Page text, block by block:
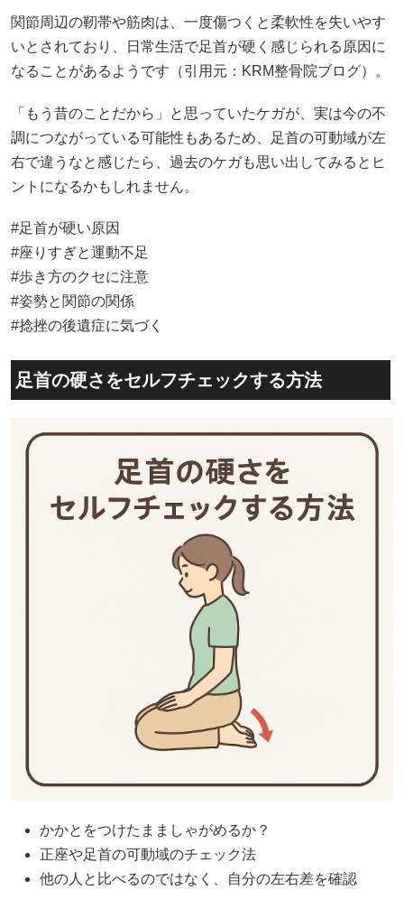
関節周辺の靭帯や筋肉は、一度傷つくと柔軟性を失いやす
いとされており、日常生活で足首が硬く感じられる原因に
なることがあるようです（引用元： KRM整骨院ブログ）。
「もう昔のことだから」と思っていたケガが、実は今の不
調につながっている可能性もあるため、足首の可動域が左
右で違うなと感じたら、過去のケガも思い出してみるとヒ
ントになるかもしれません。
#足首が硬い原因
#座りすぎと運動不足
#歩き方のクセに注意
#姿勢と関節の関係
#捻挫の後遺症に気づく
足首の硬さをセルフチェックする方法
かかとをつけたまましゃがめるか？
正座や足首の可動域のチェック法
他の人と比べるのではなく、自分の左右差を確認